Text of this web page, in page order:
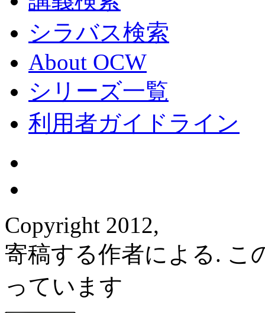
シラバス検索
About OCW
シリーズ一覧
利用者ガイドライン
Copyright 2012,
寄稿する作者による. こ
っています